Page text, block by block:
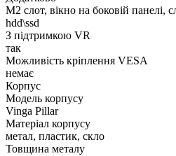
M2 слот, вікно на боковій панелі,
hdd\ssd
З підтримкою VR
так
Можливість кріплення VESA
немає
Корпус
Модель корпусу
Vinga Pillar
Матеріал корпусу
метал, пластик, скло
Товщина металу